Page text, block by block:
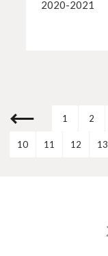
2020-2021
1 2
10 11 12 13